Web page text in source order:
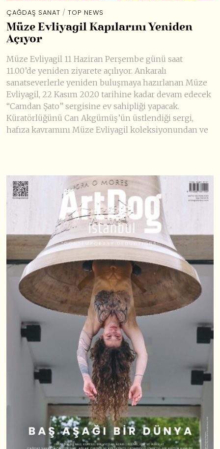
ÇAĞDAŞ SANAT / TOP NEWS
Müze Evliyagil Kapılarını Yeniden
Açıyor
Müze Evliyagil 11 Haziran Perşembe günü saat
11.00’de yeniden ziyarete açılıyor. Ankaralı
sanatseverlerle yeniden buluşmaya hazırlanan Müze
Evliyagil, 22 Kasım 2020 tarihine kadar devam edecek
“Camdan Şato” sergisine ev sahipliği yapacak.
Küratörlüğünü Can Akgümüş’ün üstlendiği sergi,
hafıza kavramını Müze Evliyagil koleksiyonundan ve